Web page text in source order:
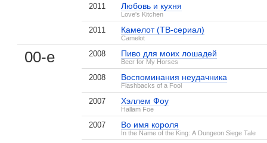
2011 Любовь и кухня
Love's Kitchen
2011 Камелот (ТВ-сериал)
Camelot
00-е 2008 Пиво для моих лошадей
Beer for My Horses
2008 Воспоминания неудачника
Flashbacks of a Fool
2007 Хэллем Фоу
Hallam Foe
2007 Во имя короля
In the Name of the King: A Dungeon Siege Tale